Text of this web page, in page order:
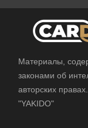
Материалы,
законами об
авторских
"YAKIDO"